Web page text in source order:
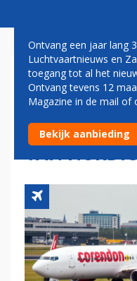
CORENDON
START
ROVANIEMI
VAN NORDIC
Ontvang een jaar lang
Luchtvaartnieuws en
toegang tot al het
Ontvang tevens 12
Magazine in de mail of
Bekijk aanbieding